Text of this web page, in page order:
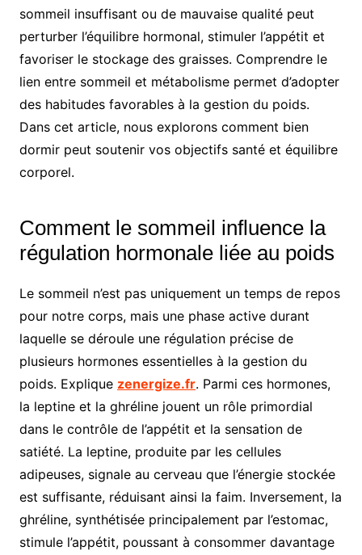
sommeil insuffisant ou de mauvaise qualité peut
perturber l’équilibre hormonal, stimuler l’appétit et
favoriser le stockage des graisses. Comprendre le
lien entre sommeil et métabolisme permet d’adopter
des habitudes favorables à la gestion du poids.
Dans cet article, nous explorons comment bien
dormir peut soutenir vos objectifs santé et équilibre
corporel.
Comment le sommeil influence la
régulation hormonale liée au poids
Le sommeil n’est pas uniquement un temps de repos
pour notre corps, mais une phase active durant
laquelle se déroule une régulation précise de
plusieurs hormones essentielles à la gestion du
poids. Explique zenergize.fr. Parmi ces hormones,
la leptine et la ghréline jouent un rôle primordial
dans le contrôle de l’appétit et la sensation de
satiété. La leptine, produite par les cellules
adipeuses, signale au cerveau que l’énergie stockée
est suffisante, réduisant ainsi la faim. Inversement, la
ghréline, synthétisée principalement par l’estomac,
stimule l’appétit, poussant à consommer davantage